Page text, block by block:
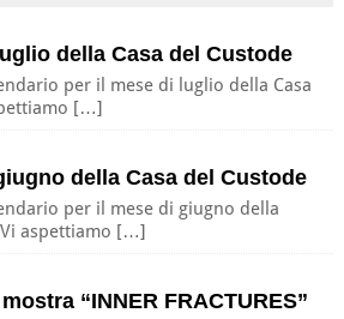
della Casa del Custode
per il mese di luglio della Casa
[…]
della Casa del Custode
per il mese di giugno della
Vi aspettiamo […]
“INNER FRACTURES”